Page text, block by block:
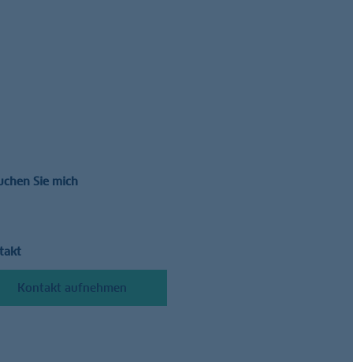
Sie mich
Kontakt aufnehmen